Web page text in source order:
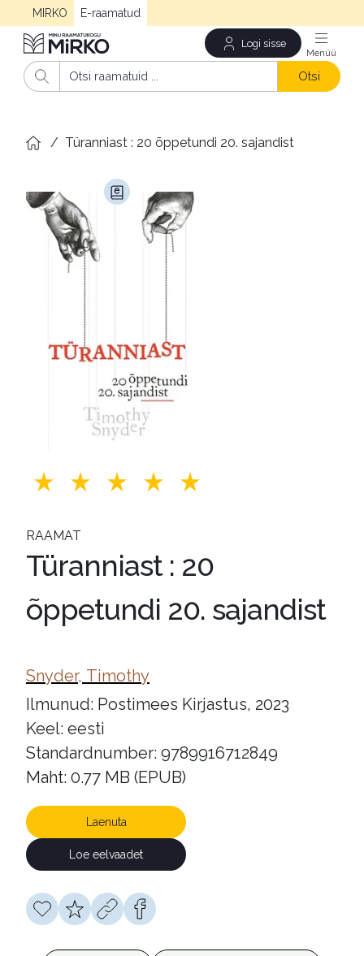
MIRKO E-raamatud
Logi sisse
Otsi
/ Türanniast : 20 õppetundi 20. sajandist
RAAMAT
Türanniast : 20
õppetundi 20. sajandist
Snyder, Timothy
Ilmunud: Postimees Kirjastus, 2023
Keel: eesti
Standardnumber: 9789916712849
Maht: 0.77 MB (EPUB)
Laenuta
Loe eelvaadet